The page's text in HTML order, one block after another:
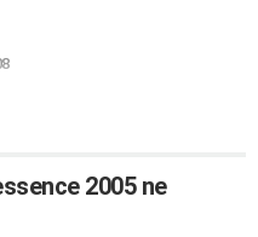
2005 ne